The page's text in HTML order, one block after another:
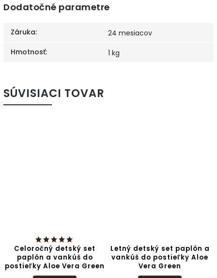
Dodatočné parametre
Záruka:
24 mesiacov
Hmotnosť: 1 kg
SÚVISIACI TOVAR
Celoročný detský set
paplón a vankúš do
postieľky Aloe Vera Green
Letný detský set paplón a
vankúš do postieľky Aloe
Vera Green